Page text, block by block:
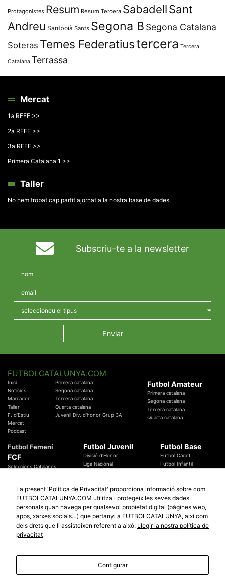
Protagonistes Resum Resum Tercera SabadellSant
Andreu Santboià Sants Segona B Segona Catalana
Soteras Temes Federatiustercera Tercera
Catalana Terrassa
Mercat
1a RFEF >>
2a RFEF >>
3a RFEF >>
Primera Catalana 1 >>
Taller
No hem trobat cap partit ajornat a la nostra base de dades.
Subscriu-te a la newsletter
FUTBOLCATALUNYA.COM
Inici
Notícies
Marcador
Taller
F. d'Estiu
Mercat
Podcast
Primera catalana
Segona catalana
Tercera catalana
Quarta catalana
Juvenil Div. d'honor Grup 3A
Futbol Amateur
Primera catalana
Segona catalana
Tercera catalana
Quarta catalana
Futbol Femení
FCF
Seleccions Catalanes
Temes Federatius
Futbol Juvenil
Divisió d'Honor
Liga Nacional
Futbol Base
Futbol Cadet
Futbol Infantil
Futbol Catalunya
Promocions
Sortejos
Participació
Especials
Copa Catalunya Absoluta 2019
Copa del Rei 2019 - 2020
© 2010 - 2026FutbolCatalunya.com
La present 'Política de Privacitat' proporciona informació sobre com
FUTBOLCATALUNYA.COM utilitza i protegeix les seves dades
personals quan navega per qualsevol propietat digital (pàgines web,
apps, xarxes socials…) que pertanyi a FUTBOLCATALUNYA, així com
dels drets que li assisteixen referent a això. Llegir la nostra política de
privacitat
Configurar